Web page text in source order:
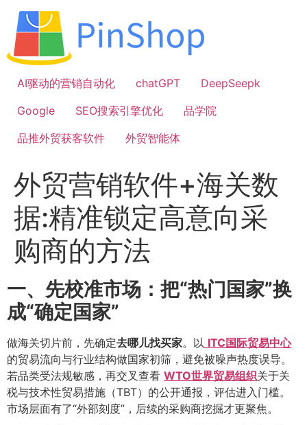
容
AI驱动的营销自动化
chatGPT
DeepSeepk
Google
SEO搜索引擎优化
品学院
品推外贸获客软件
外贸智能体
外贸营销软件+海关数
据:精准锁定高意向采
购商的方法
一、先校准市场：把“热门国家”换
成“确定国家”
做海关切片前，先确定去哪儿找买家。以 ITC国际贸易中心
的贸易流向与行业结构做国家初筛，避免被噪声热度误导。
若品类受法规敏感，再交叉查看 WTO世界贸易组织关于关
税与技术性贸易措施（TBT）的公开通报，评估进入门槛。
市场层面有了“外部刻度”，后续的采购商挖掘才更聚焦。